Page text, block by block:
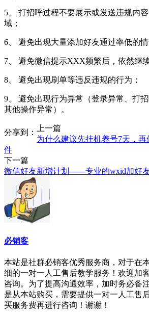
5、 打招呼过程不要展示或发送违规内
域；
6、 避免出现大量添加好友通过率低的情
7、 避免微信提示XXX频繁后，依然继
8、 避免出现刷单等违反违规的行为；
9、 避免出现行为异常（登录异常、打
其他操作异常）。
分享到：
上一篇
为什么建议先挂机养号7天，
件
下一篇
微信好友新增计划——专业的wxid加好
必销客
本站是社群必销客优秀服务商，对于在
细的一对一人工售后教学服务！欢迎加
咨询。为了提高沟通效率，加时务必备
是从本站购买，需要提供一对一人工售
买服务费再进行咨询！谢谢！